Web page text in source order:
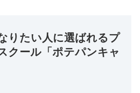
りたい人に選ばれるプ
クール「ポテパンキャ